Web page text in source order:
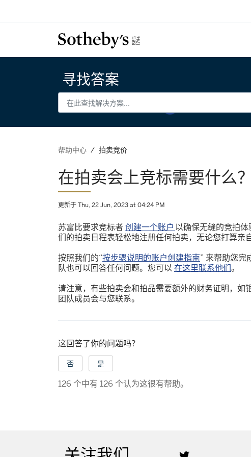
寻找答案
帮助中心 拍卖竞价
在拍卖会上竞标需要什么？
更新于 Thu, 22 Jun, 2023 at 04:24 PM
苏富比要求竞标者 创建一个账户 以确保无缝的竞拍
们的拍卖日程表轻松地注册任何拍卖，无论您打算亲
按照我们的“按步骤说明的账户创建指南” 来帮助您完
队也可以回答任何问题。您可以 在这里联系他们。
请注意，有些拍卖会和拍品需要额外的财务证明，如
团队成员会与您联系。
这回答了你的问题吗？
否 是
126 个中有 126 个认为这很有帮助。